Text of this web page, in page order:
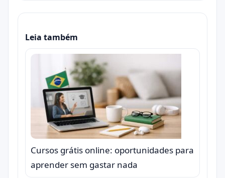
Leia também
Cursos grátis online: oportunidades para
aprender sem gastar nada